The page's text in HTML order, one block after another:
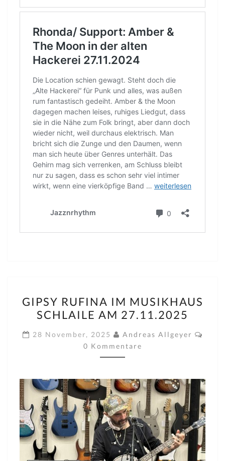
RUFINA
IM
MUSIKHAUS
SCHLAILE
AM
GIPSY RUFINA IM MUSIKHAUS
SCHLAILE AM 27.11.2025
28 November, 2025 Andreas Allgeyer
0 Kommentare